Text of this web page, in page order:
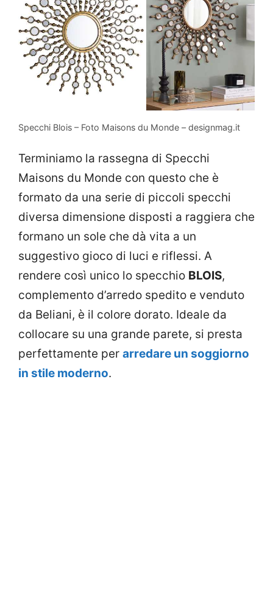
Specchi Blois – Foto Maisons du Monde – designmag.it
Terminiamo la rassegna di Specchi
Maisons du Monde con questo che è
formato da una serie di piccoli specchi
diversa dimensione disposti a raggiera che
formano un sole che dà vita a un
suggestivo gioco di luci e riflessi. A
rendere così unico lo specchio BLOIS,
complemento d’arredo spedito e venduto
da Beliani, è il colore dorato. Ideale da
collocare su una grande parete, si presta
perfettamente per arredare un soggiorno
in stile moderno.